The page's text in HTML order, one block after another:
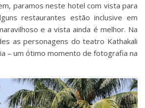
paramos neste hotel com vista para
restaurantes estão inclusive em
e a vista ainda é melhor. Na
as personagens do teatro Kathakali
– um ótimo momento de fotografia na